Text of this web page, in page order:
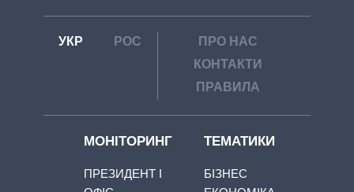
УКР РОС
ПРО НАС
КОНТАКТИ
ПРАВИЛА
МОНІТОРИНГ
ПРЕЗИДЕНТ І
ТЕМАТИКИ
БІЗНЕС